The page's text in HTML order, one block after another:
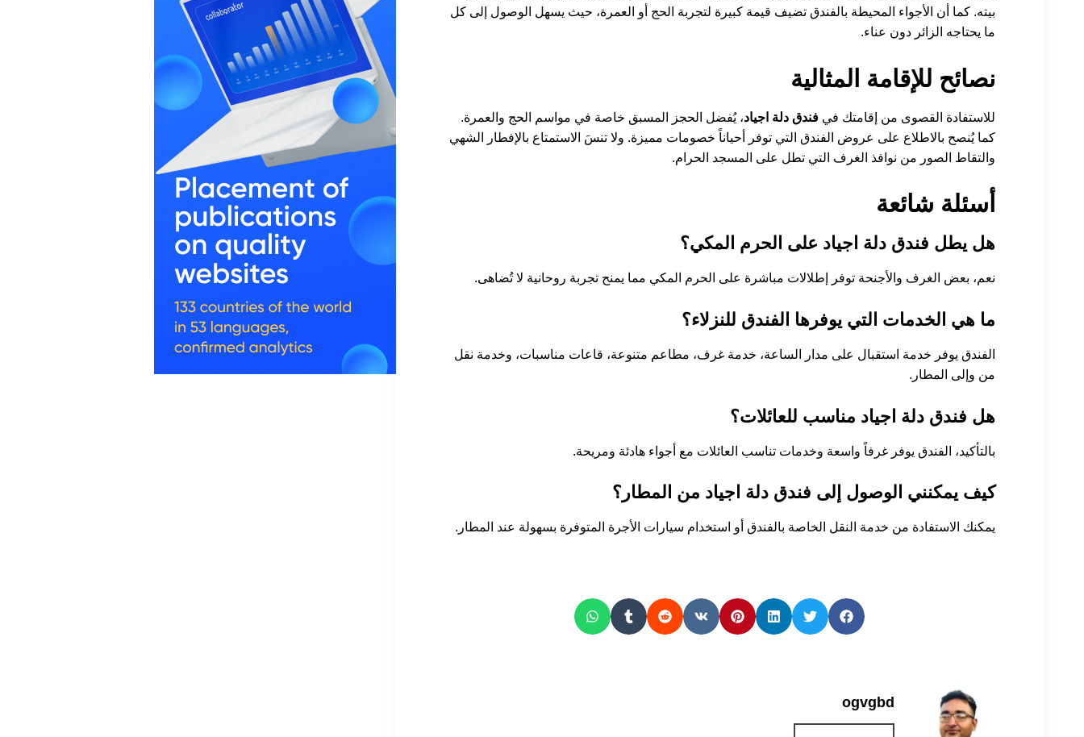
بيته. كما أن الأجواء المحيطة بالفندق تضيف قيمة كبيرة لتجربة الحج أو العمرة، حيث يسهل الوصول إلى كل
ما يحتاجه الزائر دون عناء.
نصائح للإقامة المثالية
للاستفادة القصوى من إقامتك في فندق دلة اجياد، يُفضل الحجز المسبق خاصة في مواسم الحج والعمرة.
كما يُنصح بالاطلاع على عروض الفندق التي توفر أحياناً خصومات مميزة. ولا تنسَ الاستمتاع بالإفطار الشهي
والتقاط الصور من نوافذ الغرف التي تطل على المسجد الحرام.
أسئلة شائعة
هل يطل فندق دلة اجياد على الحرم المكي؟
نعم، بعض الغرف والأجنحة توفر إطلالات مباشرة على الحرم المكي مما يمنح تجربة روحانية لا تُضاهى.
ما هي الخدمات التي يوفرها الفندق للنزلاء؟
الفندق يوفر خدمة استقبال على مدار الساعة، خدمة غرف، مطاعم متنوعة، قاعات مناسبات، وخدمة نقل
من وإلى المطار.
هل فندق دلة اجياد مناسب للعائلات؟
بالتأكيد، الفندق يوفر غرفاً واسعة وخدمات تناسب العائلات مع أجواء هادئة ومريحة.
كيف يمكنني الوصول إلى فندق دلة اجياد من المطار؟
يمكنك الاستفادة من خدمة النقل الخاصة بالفندق أو استخدام سيارات الأجرة المتوفرة بسهولة عند المطار.
ogvgbd